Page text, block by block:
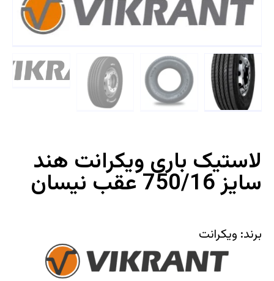
لاستیک باری ویکرانت هند
سایز 750/16 عقب نیسان
برند: ویکرانت